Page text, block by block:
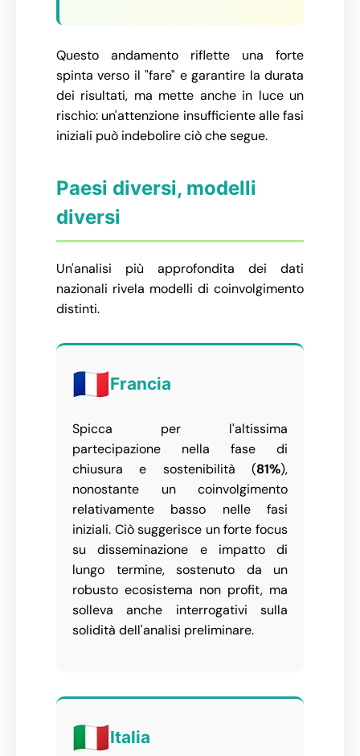
Questo andamento riflette una forte
spinta verso il "fare" e garantire la durata
dei risultati, ma mette anche in luce un
rischio: un'attenzione insufficiente alle fasi
iniziali può indebolire ciò che segue.
Paesi diversi, modelli
diversi
Un'analisi più approfondita dei dati
nazionali rivela modelli di coinvolgimento
distinti.
🇫🇷Francia
Spicca per l'altissima
partecipazione nella fase di
chiusura e sostenibilità (81%),
nonostante un coinvolgimento
relativamente basso nelle fasi
iniziali. Ciò suggerisce un forte focus
su disseminazione e impatto di
lungo termine, sostenuto da un
robusto ecosistema non profit, ma
solleva anche interrogativi sulla
solidità dell'analisi preliminare.
🇮🇹Italia